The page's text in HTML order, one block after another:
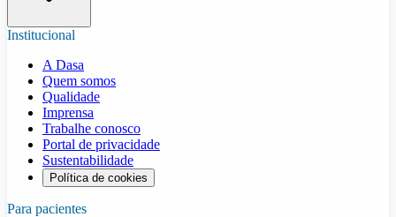
Institucional
A Dasa
Quem somos
Qualidade
Imprensa
Trabalhe conosco
Portal de privacidade
Sustentabilidade
Política de cookies
Para pacientes